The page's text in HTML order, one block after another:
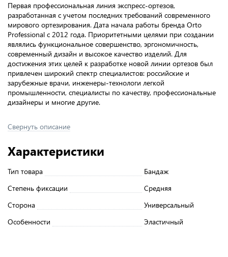
Первая профессиональная линия экспресс-ортезов,
разработанная с учетом последних требований современного
мирового ортезирования. Дата начала работы бренда Orto
Professional с 2012 года. Приоритетными целями при создании
являлись функциональное совершенство, эргономичность,
современный дизайн и высокое качество изделий. Для
достижения этих целей к разработке новой линии ортезов был
привлечен широкий спектр специалистов: российские и
зарубежные врачи, инженеры-технологи легкой
промышленности, специалисты по качеству, профессиональные
дизайнеры и многие другие.
Свернуть описание
Характеристики
Тип товара
Бандаж
Степень фиксации
Средняя
Сторона
Универсальный
Особенности
Эластичный